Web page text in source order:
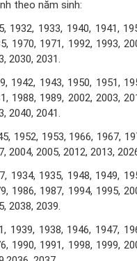
theo năm sinh:
1932, 1933, 1940, 1941,
1970, 1971, 1992, 1993,
2030, 2031.
1942, 1943, 1950, 1951,
1988, 1989, 2002, 2003,
2040, 2041.
1952, 1953, 1966, 1967,
2004, 2005, 2012, 2013,
1934, 1935, 1948, 1949,
1986, 1987, 1994, 1995,
2038, 2039.
1939, 1938, 1946, 1947,
1990, 1991, 1998, 1999,